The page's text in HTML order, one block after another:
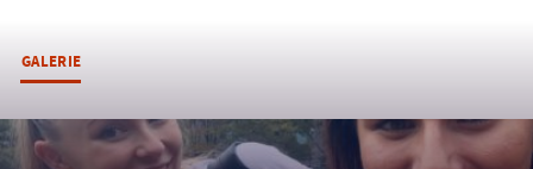
GALERIE